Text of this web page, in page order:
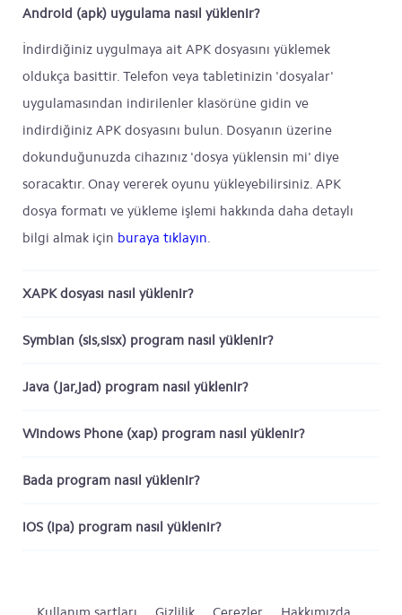
Android (apk) uygulama nasıl yüklenir?
İndirdiğiniz uygulmaya ait APK dosyasını yüklemek
oldukça basittir. Telefon veya tabletinizin 'dosyalar'
uygulamasından indirilenler klasörüne gidin ve
indirdiğiniz APK dosyasını bulun. Dosyanın üzerine
dokunduğunuzda cihazınız 'dosya yüklensin mi' diye
soracaktır. Onay vererek oyunu yükleyebilirsiniz. APK
dosya formatı ve yükleme işlemi hakkında daha detaylı
bilgi almak için buraya tıklayın.
XAPK dosyası nasıl yüklenir?
Symbian (sis,sisx) program nasıl yüklenir?
Java (jar,jad) program nasıl yüklenir?
Windows Phone (xap) program nasıl yüklenir?
Bada program nasıl yüklenir?
iOS (ipa) program nasıl yüklenir?